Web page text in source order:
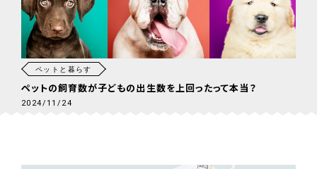
ペットと暮らす
ペットの飼育数が子どもの出生数を上回ったって本当？
2024/11/24